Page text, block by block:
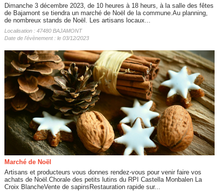
Dimanche 3 décembre 2023, de 10 heures à 18 heurs, à la salle des fêtes
de Bajamont se tiendra un marché de Noël de la commune.Au planning,
de nombreux stands de Noël. Les artisans locaux...
Localisation : 47480 BAJAMONT
Date de l'évènement : le 03/12/2023
Marché de Noël
Artisans et producteurs vous donnes rendez-vous pour venir faire vos
achats de Noël.Chorale des petits lutins du RPI Castella Monbalen La
Croix BlancheVente de sapinsRestauration rapide sur...